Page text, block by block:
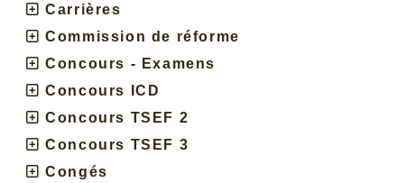
Carrières
Commission de réforme
Concours - Examens
Concours ICD
Concours TSEF 2
Concours TSEF 3
Congés